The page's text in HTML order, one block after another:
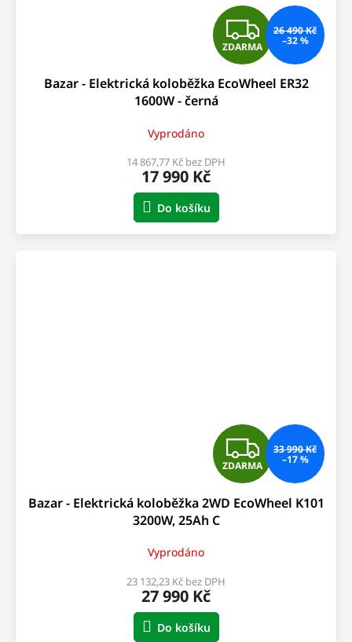
Z
D
A
ZDARMA
26 490 Kč
–32 %
Bazar - Elektrická koloběžka EcoWheel ER32
1600W - černá
Vyprodáno
14 867,77 Kč bez DPH
17 990 Kč
Do košíku
Z
D
A
ZDARMA
33 990 Kč
–17 %
Bazar - Elektrická koloběžka 2WD EcoWheel K101
3200W, 25Ah C
Vyprodáno
23 132,23 Kč bez DPH
27 990 Kč
Do košíku